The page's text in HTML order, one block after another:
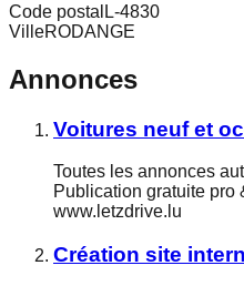
Code postal L-4830
VilleRODANGE
Annonces
Voitures neuf et
Toutes les annonces
Publication gratuite pro
www.letzdrive.lu
Création site